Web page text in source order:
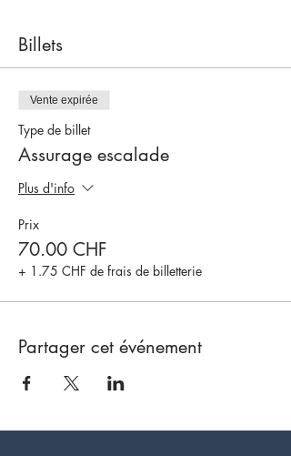
à tous les adultes.
Guides UIAGM : Dave Schneider
*Nombre minimum de participants pour que
le sortie soit organisée : 5 participants
Billets
Vente expirée
Type de billet
Assurage escalade
Plus d'info
Prix
70.00 CHF
+ 1.75 CHF de frais de billetterie
Partager cet événement